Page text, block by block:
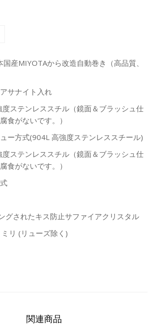
国産MIYOTAから改造自動巻き（高品質、
サナイト入れ
ステンレススチル（鏡面＆ブラッシュ仕
食がないです。）
ー方式(904L 高強度ステンレススチール)
ステンレススチル（鏡面＆ブラッシュ仕
食がないです。）
グされたキス防止サファイアクリスタル
リ (リューズ除く)
関連商品